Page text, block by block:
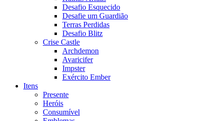
Desafio Esquecido
Desafie um Guardião
Terras Perdidas
Desafio Blitz
Crise Castle
Archdemon
Avaricifer
Impster
Exército Ember
Itens
Presente
Heróis
Consumível